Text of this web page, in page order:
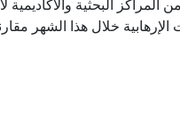
البحثية والأكاديمية
خلال هذا الشهر